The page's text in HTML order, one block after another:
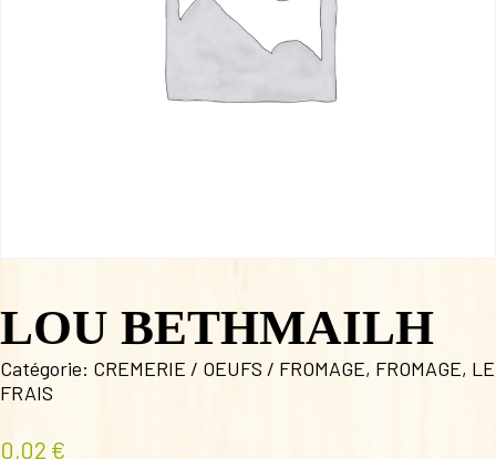
LOU BETHMAILH
Catégorie: CREMERIE / OEUFS / FROMAGE, FROMAGE, LE
FRAIS
0,02 €